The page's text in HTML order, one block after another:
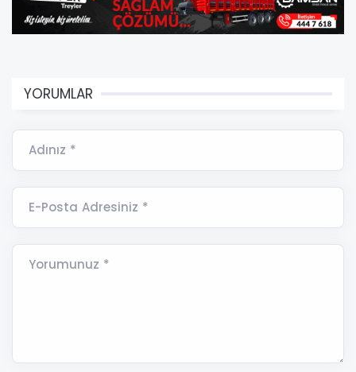
YORUMLAR
Adınız *
E-Posta Adresiniz *
Yorumunuz *